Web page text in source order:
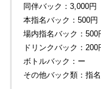
同伴バック：3,000円
本指名バック：500円
場内指名バック：500
ドリンクバック：200
ボトルバック：ー
その他バック類：指